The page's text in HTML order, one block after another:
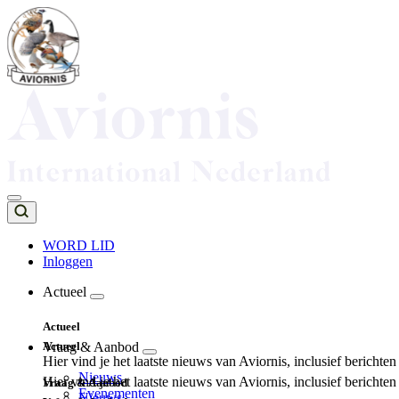
Overslaan
en
naar
de
inhoud
Top
navigation
WORD LID
Inloggen
navigation
Actueel
Actueel
Hier vind je het laatste nieuws van Aviornis, inclusief
Nieuws
Evenementen
Actueel
Hier vind je het laatste nieuws van Aviornis, inclusief
Vraag & Aanbod
Vraag & Aanbod